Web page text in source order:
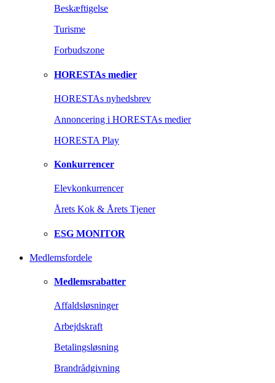
Beskæftigelse
Turisme
Forbudszone
HORESTAs medier
HORESTAs nyhedsbrev
Annoncering i HORESTAs medier
HORESTA Play
Konkurrencer
Elevkonkurrencer
Årets Kok & Årets Tjener
ESG MONITOR
Medlemsfordele
Medlemsrabatter
Affaldsløsninger
Arbejdskraft
Betalingsløsning
Brandrådgivning